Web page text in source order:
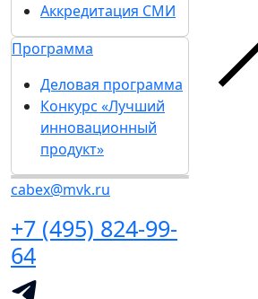
Аккредитация СМИ
Программа
Деловая программа
Конкурс «Лучший
инновационный
продукт»
cabex@mvk.ru
+7 (495) 824-99-
64